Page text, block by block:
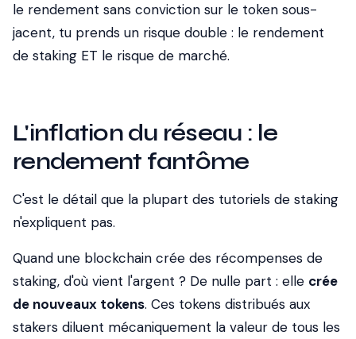
le rendement sans conviction sur le token sous-
jacent, tu prends un risque double : le rendement
de staking ET le risque de marché.
L'inflation du réseau : le
rendement fantôme
C'est le détail que la plupart des tutoriels de staking
n'expliquent pas.
Quand une blockchain crée des récompenses de
staking, d'où vient l'argent ? De nulle part : elle crée
de nouveaux tokens. Ces tokens distribués aux
stakers diluent mécaniquement la valeur de tous les